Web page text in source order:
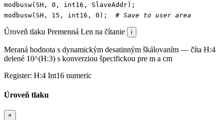
modbusw( SH , 0 , int16 , SlaveAddr);
modbusw( SH , 15 , int16 , 0 ); # Save to user area
Úroveň tlaku Premenná Len na čítanie i
Meraná hodnota s dynamickým desatinným škálovaním — číta H:4
delené 10^(H:3) s konverziou špecifickou pre m a cm
Register: H:4 Int16 numeric
Úroveň tlaku
×